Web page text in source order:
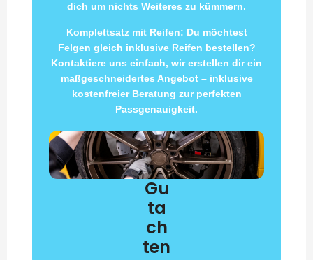
dich um nichts Weiteres zu kümmern.
Komplettsatz mit Reifen: Du möchtest
Felgen gleich inklusive Reifen bestellen?
Kontaktiere uns einfach, wir erstellen dir ein
maßgeschneidertes Angebot – inklusive
kostenfreier Beratung zur perfekten
Passgenauigkeit.
Gu
ta
ch
ten